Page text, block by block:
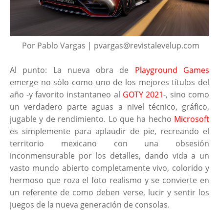
Por Pablo Vargas | pvargas@revistalevelup.com
Al punto: La nueva obra de Playground Games
emerge no sólo como uno de los mejores títulos del
año -y favorito instantaneo al GOTY 2021-, sino como
un verdadero parte aguas a nivel técnico, gráfico,
jugable y de rendimiento. Lo que ha hecho Microsoft
es simplemente para aplaudir de pie, recreando el
territorio mexicano con una obsesión
inconmensurable por los detalles, dando vida a un
vasto mundo abierto completamente vivo, colorido y
hermoso que roza el foto realismo y se convierte en
un referente de como deben verse, lucir y sentir los
juegos de la nueva generación de consolas.